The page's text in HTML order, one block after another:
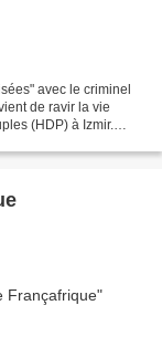
avec le criminel
de ravir la vie
(HDP) à Izmir.